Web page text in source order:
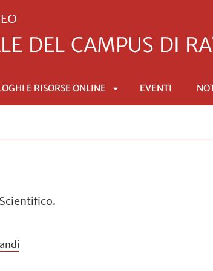
E RISORSE ONLINE EVENTI